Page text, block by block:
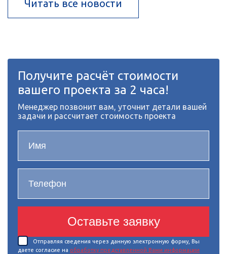
Читать все новости
Получите расчёт стоимости
вашего проекта за 2 часа!
Менеджер позвонит вам, уточнит детали вашей
задачи и рассчитает стоимость проекта
Оставьте заявку
Отправляя сведения через данную электронную форму, Вы
даете согласие на обработку представленной Вами информации